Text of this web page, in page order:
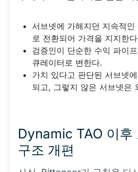
서브넷에 가해지던 지속적
로 전환되어 가격을 지지한
검증인이 단순한 수익 파이
큐레이터로 변한다.
가치 있다고 판단된 서브넷
되고, 그렇지 않은 서브넷은
Dynamic TAO 이후
구조 개편